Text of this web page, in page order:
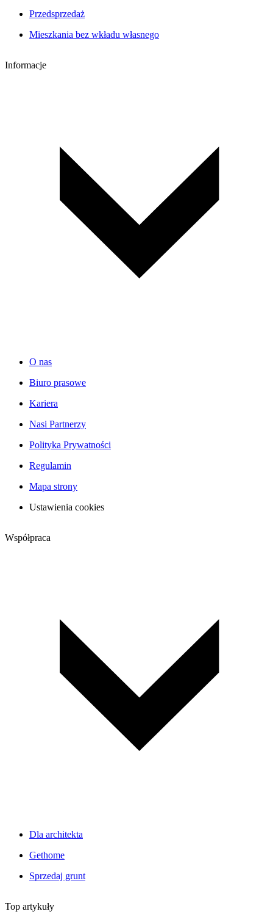
Przedsprzedaż
Mieszkania bez wkładu własnego
Informacje
O nas
Biuro prasowe
Kariera
Nasi Partnerzy
Polityka Prywatności
Regulamin
Mapa strony
Ustawienia cookies
Współpraca
Dla architekta
Gethome
Sprzedaj grunt
Top artykuły